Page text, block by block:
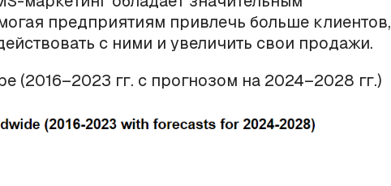
предприятиям привлечь больше клиентов,
с ними и увеличить свои продажи.
(2016–2023 гг. с прогнозом на 2024–2028 гг.)